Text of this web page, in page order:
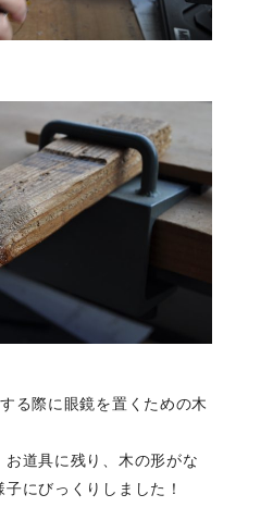
る際に眼鏡を置くための木
道具に残り、木の形がな
にびっくりしました！